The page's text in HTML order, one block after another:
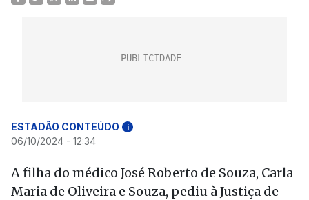
ESTADÃO CONTEÚDO i
06/10/2024 - 12:34
A filha do médico José Roberto de Souza, Carla
Maria de Oliveira e Souza, pediu à Justiça de